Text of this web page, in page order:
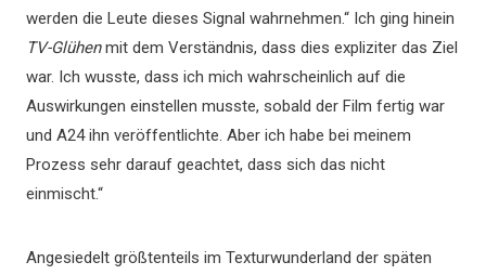
werden die Leute dieses Signal wahrnehmen.“ Ich ging hinein
TV-Glühenmit dem Verständnis, dass dies expliziter das Ziel
war. Ich wusste, dass ich mich wahrscheinlich auf die
Auswirkungen einstellen musste, sobald der Film fertig war
und A24 ihn veröffentlichte. Aber ich habe bei meinem
Prozess sehr darauf geachtet, dass sich das nicht
einmischt.“
Angesiedelt größtenteils im Texturwunderland der späten